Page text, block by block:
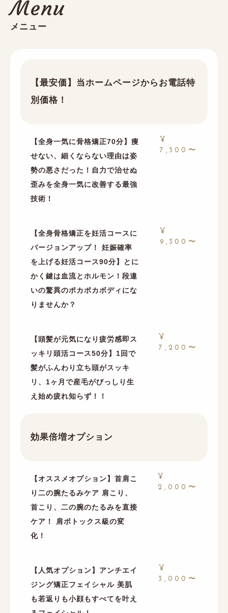
Menu
メニュー
【最安価】当ホームページからお電話特
別価格！
【全身一気に骨格矯正70分】痩
せない、細くならない理由は姿
勢の悪さだった！自力で治せぬ
歪みを全身一気に改善する最強
技術！
¥
7,500〜
【全身骨格矯正を妊活コースに
バージョンアップ！ 妊娠確率
を上げる妊活コース90分】とに
かく鍵は血流とホルモン！段違
いの驚異のポカポカボディにな
りませんか？
¥
9,300〜
【頭髪が元気になり疲労感即ス
ッキリ頭活コース50分】1回で
髪がふんわり立ち頭がスッキ
リ、1ヶ月で産毛がびっしり生
え始め疲れ知らず！！
¥
7,200〜
効果倍増オプション
【オススメオプション】首肩こ
り二の腕たるみケア 肩こり、
首こり、二の腕のたるみを直接
ケア！ 肩ボトックス級の変
化！
¥
2,000〜
【人気オプション】アンチエイ
ジング矯正フェイシャル 美肌
も若返りも小顔もすべてを叶え
¥
3,000〜